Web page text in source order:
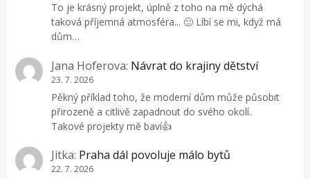
To je krásný projekt, úplně z toho na mě dýchá
taková příjemná atmosféra... 🙂 Líbí se mi, když má
dům…
Jana Hoferova: Návrat do krajiny dětství
23. 7. 2026
Pěkný příklad toho, že moderní dům může působit
přirozeně a citlivě zapadnout do svého okolí.
Takové projekty mě baví👍
Jitka: Praha dál povoluje málo bytů
22. 7. 2026